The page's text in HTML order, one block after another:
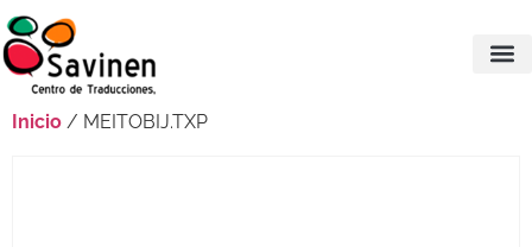
Inicio / MEITOBIJ.TXP